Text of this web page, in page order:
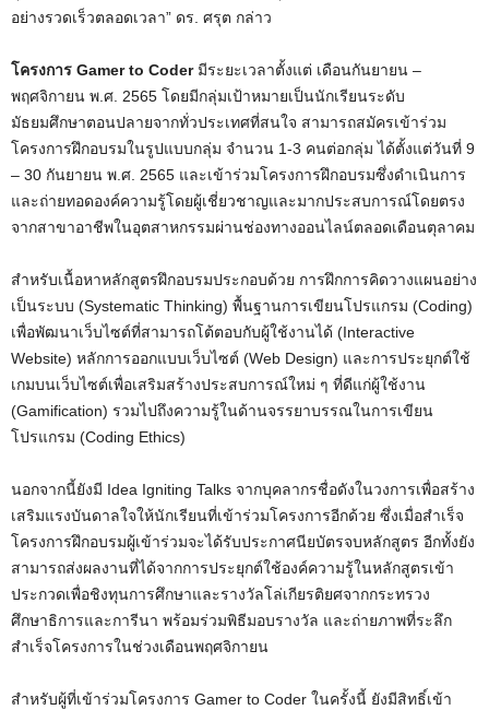
อย่างรวดเร็วตลอดเวลา” ดร. ศรุต กล่าว
โครงการ Gamer to Coderมีระยะเวลาตั้งแต่ เดือนกันยายน –
พฤศจิกายน พ.ศ. 2565 โดยมีกลุ่มเป้าหมายเป็นนักเรียนระดับ
มัธยมศึกษาตอนปลายจากทั่วประเทศที่สนใจ สามารถสมัครเข้าร่วม
โครงการฝึกอบรมในรูปแบบกลุ่ม จำนวน 1-3 คนต่อกลุ่ม ได้ตั้งแต่วันที่ 9
– 30 กันยายน พ.ศ. 2565 และเข้าร่วมโครงการฝึกอบรมซึ่งดำเนินการ
และถ่ายทอดองค์ความรู้โดยผู้เชี่ยวชาญและมากประสบการณ์โดยตรง
จากสาขาอาชีพในอุตสาหกรรมผ่านช่องทางออนไลน์ตลอดเดือนตุลาคม
สำหรับเนื้อหาหลักสูตรฝึกอบรมประกอบด้วย การฝึกการคิดวางแผนอย่าง
เป็นระบบ (Systematic Thinking) พื้นฐานการเขียนโปรแกรม (Coding)
เพื่อพัฒนาเว็บไซต์ที่สามารถโต้ตอบกับผู้ใช้งานได้ (Interactive
Website) หลักการออกแบบเว็บไซต์ (Web Design) และการประยุกต์ใช้
เกมบนเว็บไซต์เพื่อเสริมสร้างประสบการณ์ใหม่ ๆ ที่ดีแก่ผู้ใช้งาน
(Gamification) รวมไปถึงความรู้ในด้านจรรยาบรรณในการเขียน
โปรแกรม (Coding Ethics)
นอกจากนี้ยังมี Idea Igniting Talks จากบุคลากรชื่อดังในวงการเพื่อสร้าง
เสริมแรงบันดาลใจให้นักเรียนที่เข้าร่วมโครงการอีกด้วย ซึ่งเมื่อสำเร็จ
โครงการฝึกอบรมผู้เข้าร่วมจะได้รับประกาศนียบัตรจบหลักสูตร อีกทั้งยัง
สามารถส่งผลงานที่ได้จากการประยุกต์ใช้องค์ความรู้ในหลักสูตรเข้า
ประกวดเพื่อชิงทุนการศึกษาและรางวัลโล่เกียรติยศจากกระทรวง
ศึกษาธิการและการีนา พร้อมร่วมพิธีมอบรางวัล และถ่ายภาพที่ระลึก
สำเร็จโครงการในช่วงเดือนพฤศจิกายน
สำหรับผู้ที่เข้าร่วมโครงการ Gamer to Coder ในครั้งนี้ ยังมีสิทธิ์เข้า